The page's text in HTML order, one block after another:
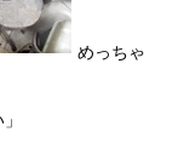
めっちゃ